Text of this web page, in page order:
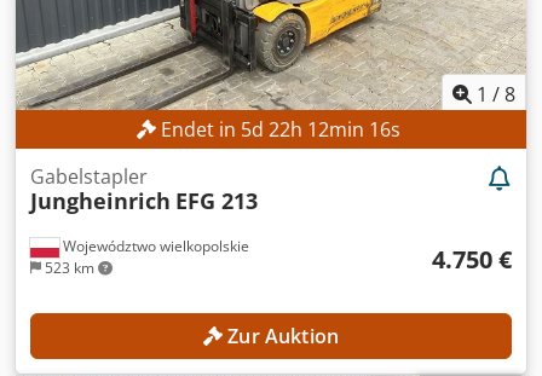
1 /8
Endet in 5d 22h 12min 14s
Województwo wielkopolskie
523 km
Gabelstapler
Jungheinrich EFG 213
4.750 €
Zur Auktion